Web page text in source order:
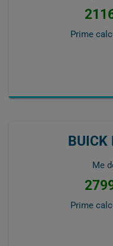
Prime
BUICK
Me
Prime